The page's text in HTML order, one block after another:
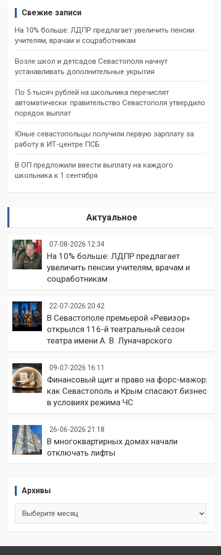
Свежие записи
На 10% больше: ЛДПР предлагает увеличить пенсии
учителям, врачам и соцработникам
Возле школ и детсадов Севастополя начнут
устанавливать дополнительные укрытия
По 5 тысяч рублей на школьника перечислят
автоматически: правительство Севастополя утвердило
порядок выплат
Юные севастопольцы получили первую зарплату за
работу в ИТ-центре ПСБ
В ОП предложили ввести выплату на каждого
школьника к 1 сентября
Актуальное
07-08-2026 12:34
На 10% больше: ЛДПР предлагает
увеличить пенсии учителям, врачам и
соцработникам
22-07-2026 20:42
В Севастополе премьерой «Ревизор»
открылся 116-й театральный сезон
театра имени А. В. Луначарского
09-07-2026 16:11
Финансовый щит и право на форс-мажор:
как Севастополь и Крым спасают бизнес
в условиях режима ЧС
26-06-2026 21:18
В многоквартирных домах начали
отключать лифты
Архивы